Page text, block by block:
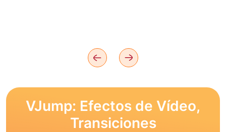
VJump: Efectos de Vídeo,
Transiciones